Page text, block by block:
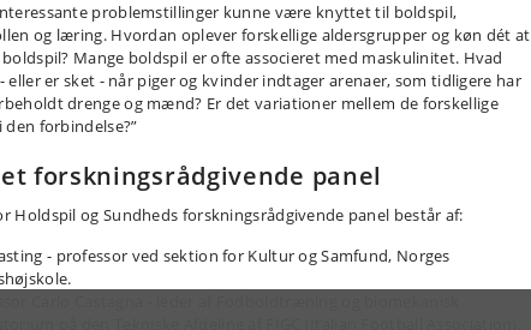
problemstillinger kunne være knyttet til boldspil,
og læring. Hvordan oplever forskellige aldersgrupper og køn dét at
Mange boldspil er ofte associeret med maskulinitet. Hvad
eller er sket - når piger og kvinder indtager arenaer, som tidligere har
drenge og mænd? Er det variationer mellem de forskellige
den forbindelse?”
forskningsrådgivende panel
Holdspil og Sundheds forskningsrådgivende panel består af:
- professor ved sektion for Kultur og Samfund, Norges